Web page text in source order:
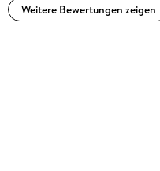
Weitere Bewertungen zeigen